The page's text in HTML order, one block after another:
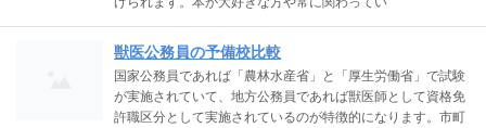
獣医公務員の予備校比較
国家公務員であれば「農林水産省」と「厚生労働省」で試験
が実施されていて、地方公務員であれば獣医師として資格免
許職区分として実施されているのが特徴的になります。市町